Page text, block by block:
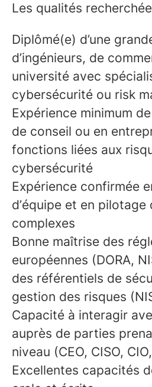
Les qualités
Diplômé(e) d’une
d’ingénieurs, de
université avec
cybersécurité ou risk
Expérience minimum
de conseil ou en
fonctions liées aux
cybersécurité
Expérience confirmée
d’équipe et en pilotage
complexes
Bonne maîtrise des
européennes (DORA,
des référentiels de
gestion des risques
Capacité à interagir
auprès de parties
niveau (CEO, CISO,
Excellentes capacités